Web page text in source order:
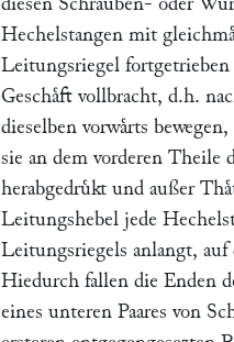
Hechelstangen mit
Leitungsriegel fortgetrieben
Geschaͤft vollbracht, d.h.
dieselben vorwaͤrts
sie an dem vorderen Theile
herabgedruͤkt und außer
Leitungshebel jede
Leitungsriegels anlangt,
Hiedurch fallen die Enden
eines unteren Paares von